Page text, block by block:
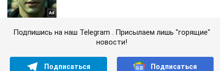
Подпишись на наш Telegram . Присылаем лишь "горящие"
новости!
Подписаться Подписаться